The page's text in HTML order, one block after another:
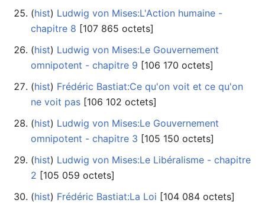
(hist) ‎ Ludwig von Mises:L'Action humaine -
chapitre 8 ‎[107 865 octets]
(hist) ‎ Ludwig von Mises:Le Gouvernement
omnipotent - chapitre 9 ‎[106 170 octets]
(hist) ‎ Frédéric Bastiat:Ce qu'on voit et ce qu'on
ne voit pas ‎[106 102 octets]
(hist) ‎ Ludwig von Mises:Le Gouvernement
omnipotent - chapitre 3 ‎[105 150 octets]
(hist) ‎ Ludwig von Mises:Le Libéralisme - chapitre
2 ‎[105 059 octets]
(hist) ‎ Frédéric Bastiat:La Loi ‎[104 084 octets]